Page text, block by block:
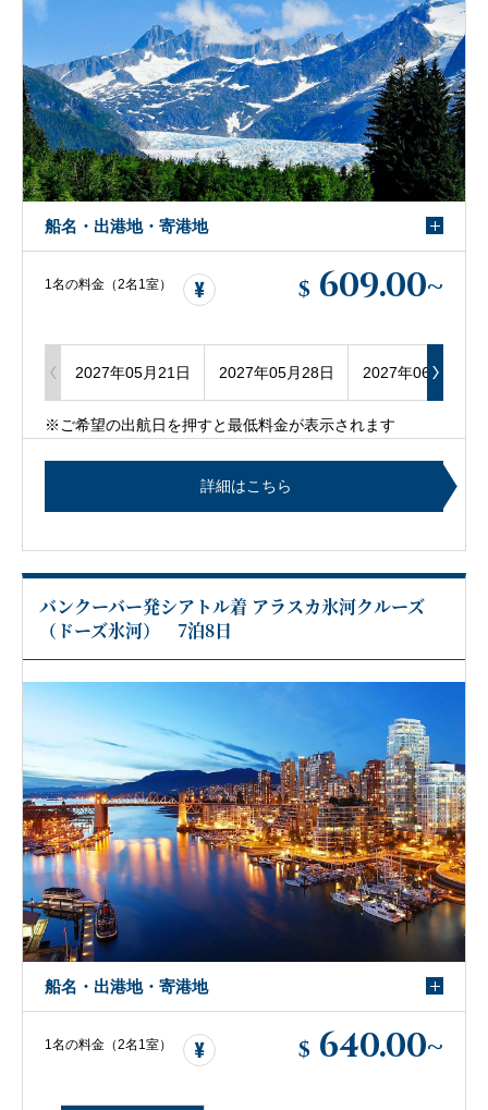
船名・出港地・寄港地
1名の料金（2名1室） $ 609.00~
2027年05月21日 2027年05月28日 2027年06月04日
※ご希望の出航日を押すと最低料金が表示されます
詳細はこちら
バンクーバー発シアトル着 アラスカ氷河クルーズ
（ドーズ氷河） 7泊8日
船名・出港地・寄港地
1名の料金（2名1室） $ 640.00~